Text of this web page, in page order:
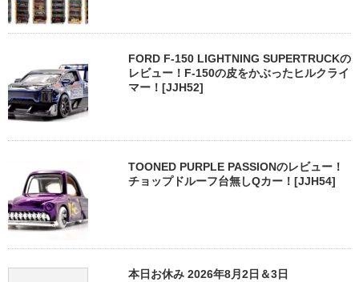
FORD F-150 LIGHTNING SUPERTRUCKの
レビュー！F-150の皮をかぶったヒルクライ
マー！[JJH52]
TOONED PURPLE PASSIONのレビュー！
チョップドルーフ台無しQカー！[JJH54]
本日お休み 2026年8月2日＆3日